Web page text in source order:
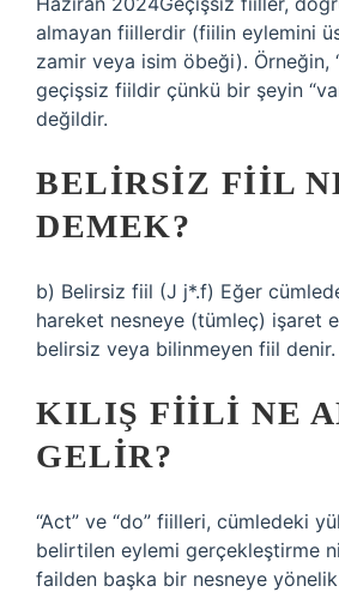
almayan fiillerdir (fiilin eylemini
zamir veya isim öbeği). Örneğin,
geçişsiz fiildir çünkü bir şeyin
değildir.
BELIRSIZ FIIL
DEMEK?
b) Belirsiz fiil (J j*.f) Eğer
hareket nesneye (tümleç) işaret
belirsiz veya bilinmeyen fiil denir.
KILIŞ FIILI NE
GELIR?
“Act” ve “do” fiilleri, cümledeki
belirtilen eylemi gerçekleştirme
failden başka bir nesneye